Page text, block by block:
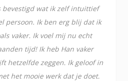
bevestigd wat ik zelf intuittief
persoon. Ik ben erg blij dat ik
vaker. Ik voel mij nu echt
tijd! Ik heb Han vaker
hetzelfde zeggen. Ik geloof in
het mooie werk dat je doet.